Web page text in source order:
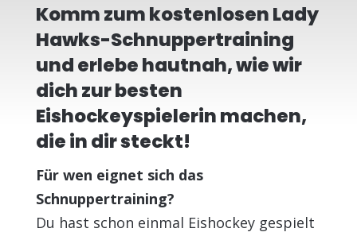
Komm zum kostenlosen Lady
Hawks-Schnuppertraining
und erlebe hautnah, wie wir
dich zur besten
Eishockeyspielerin machen,
die in dir steckt!
Für wen eignet sich das
Schnuppertraining?
Du hast schon einmal Eishockey gespielt